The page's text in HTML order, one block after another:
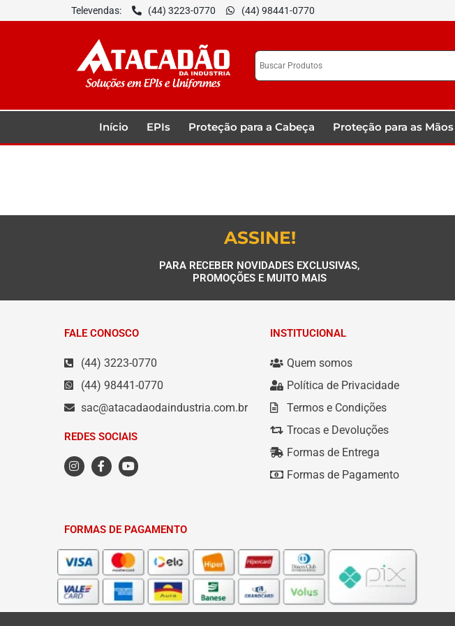
Televendas: (44) 3223-0770 (44) 98441-0770
Início EPIs Proteção para a Cabeça Proteção para as Mãos
ASSINE!
PARA RECEBER NOVIDADES EXCLUSIVAS,
PROMOÇÕES E MUITO MAIS
FALE CONOSCO
(44) 3223-0770
(44) 98441-0770
sac@atacadaodaindustria.com.br
REDES SOCIAIS
INSTITUCIONAL
Quem somos
Política de Privacidade
Termos e Condições
Trocas e Devoluções
Formas de Entrega
Formas de Pagamento
FORMAS DE PAGAMENTO